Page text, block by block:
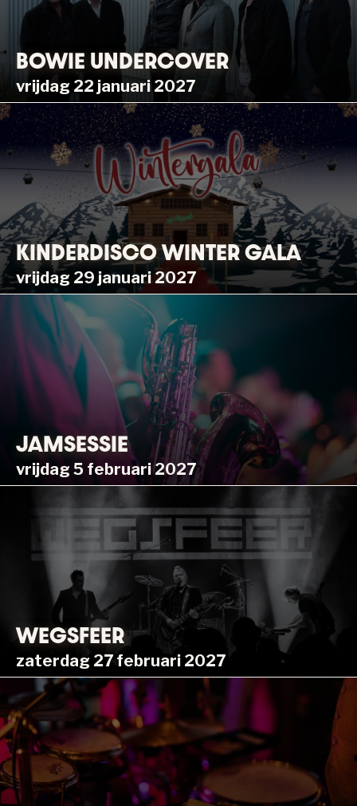
BOWIE UNDERCOVER
vrijdag 22 januari 2027
KINDERDISCO WINTER GALA
vrijdag 29 januari 2027
JAMSESSIE
vrijdag 5 februari 2027
WEGSFEER
zaterdag 27 februari 2027